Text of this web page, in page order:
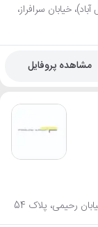
آباد)، خیابان سرافراز،
مشاهده پروفایل